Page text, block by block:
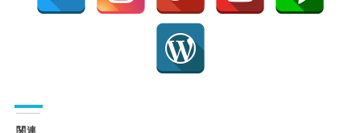
関連